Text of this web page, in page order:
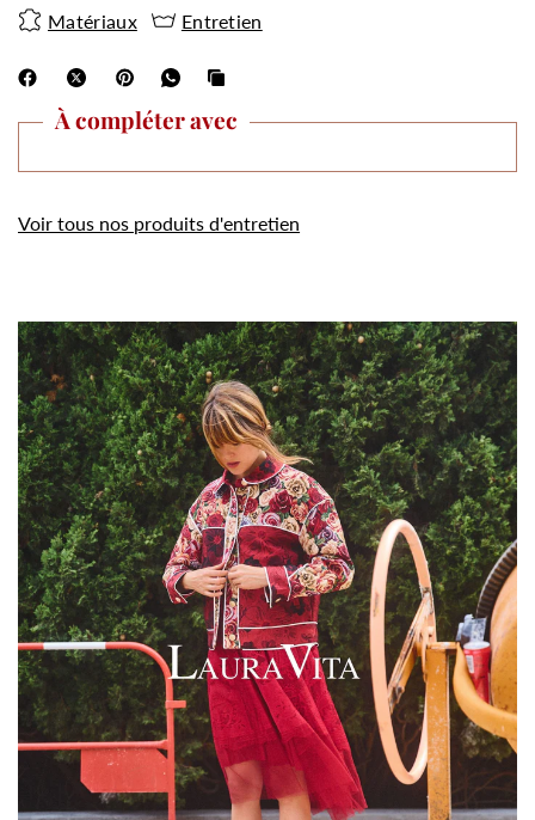
Matériaux Entretien
À compléter avec
Voir tous nos produits d'entretien